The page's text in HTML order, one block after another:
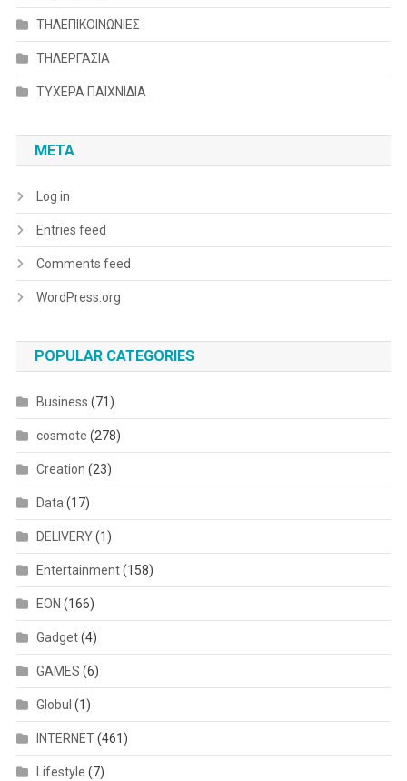
ΤΗΛΕΠΙΚΟΙΝΩΝΙΕΣ
ΤΗΛΕΡΓΑΣΙΑ
ΤΥΧΕΡΑ ΠΑΙΧΝΙΔΙΑ
META
Log in
Entries feed
Comments feed
WordPress.org
POPULAR CATEGORIES
Business (71)
cosmote (278)
Creation (23)
Data (17)
DELIVERY(1)
Entertainment(158)
EON (166)
Gadget(4)
GAMES (6)
Globul (1)
INTERNET(461)
Lifestyle (7)